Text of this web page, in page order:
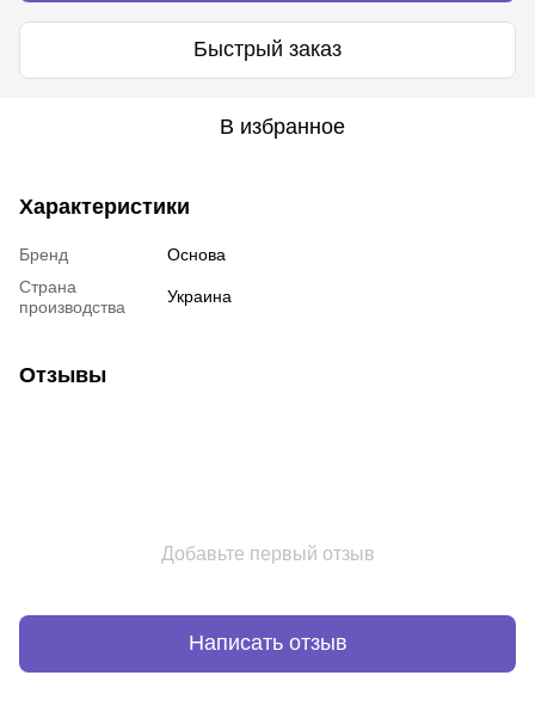
Быстрый заказ
В избранное
Характеристики
Бренд
Основа
Страна
производства
Украина
Отзывы
Добавьте первый отзыв
Написать отзыв